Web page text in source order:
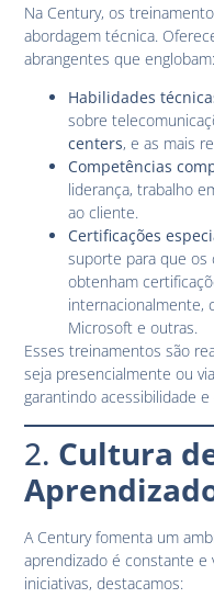
Na Century, os
abordagem técnica.
abrangentes que englobam:
Habilidades
sobre
centers, e as mais
Competências
liderança, trabalho
ao cliente.
Certificações
suporte para que os
obtenham
internacionalmente,
Microsoft e outras.
Esses treinamentos são
seja presencialmente ou
garantindo acessibilidade e
2. Cultura
A Century fomenta um
aprendizado é constante e
iniciativas, destacamos: